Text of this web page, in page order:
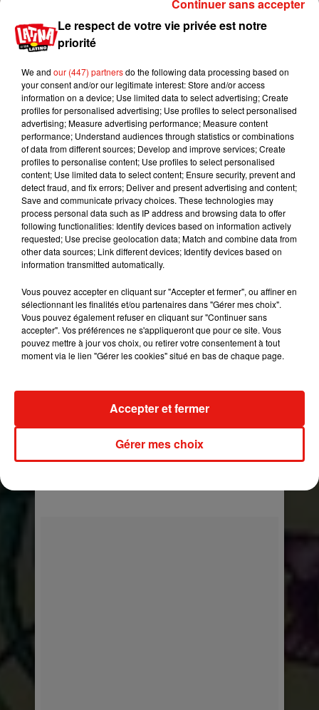
Une publication partagée parJulieta(@princesajulieta) le 4
Le respect de votre vie privée est notre
priorité
We and our (447) partnersdo the following data processing based on
your consent and/or our legitimate interest: Store and/or access
information on a device; Use limited data to select advertising; Create
profiles for personalised advertising; Use profiles to select personalised
advertising; Measure advertising performance; Measure content
performance; Understand audiences through statistics or combinations
of data from different sources; Develop and improve services; Create
profiles to personalise content; Use profiles to select personalised
content; Use limited data to select content; Ensure security, prevent and
detect fraud, and fix errors; Deliver and present advertising and content;
Save and communicate privacy choices. These technologies may
process personal data such as IP address and browsing data to offer
following functionalities: Identify devices based on information actively
requested; Use precise geolocation data; Match and combine data from
other data sources; Link different devices; Identify devices based on
information transmitted automatically.
Vous pouvez accepter en cliquant sur "Accepter et fermer", ou affiner en
sélectionnant les finalités et/ou partenaires dans "Gérer mes choix".
Vous pouvez également refuser en cliquant sur "Continuer sans
accepter". Vos préférences ne s'appliqueront que pour ce site. Vous
pouvez mettre à jour vos choix, ou retirer votre consentement à tout
moment via le lien "Gérer les cookies" situé en bas de chaque page.
Gérer mes choix
Accepter et fermer
Continuer sans accepter